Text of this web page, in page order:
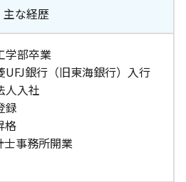
主な経歴
部卒業
銀行（旧東海銀行）入行
入社
録
格
事務所開業